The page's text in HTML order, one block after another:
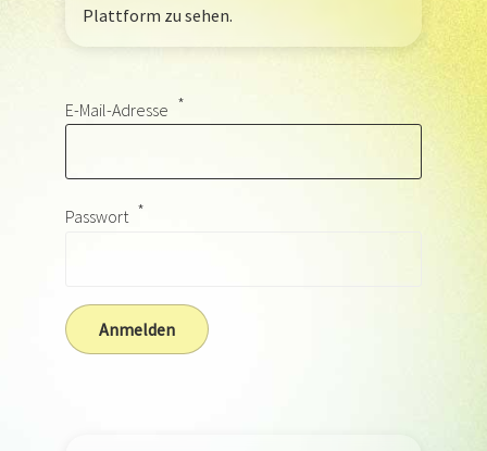
Plattform zu sehen.
E-Mail-Adresse
Passwort